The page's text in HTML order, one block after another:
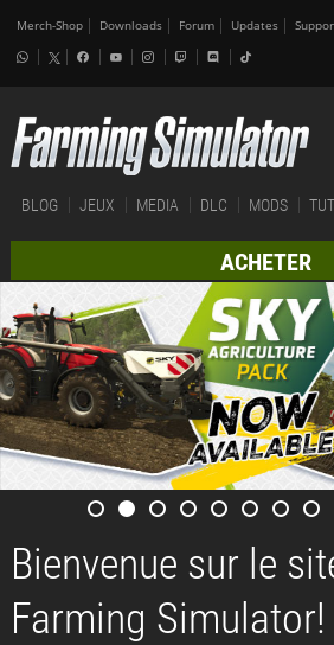
Merch-Shop Downloads Forum Updates
BLOG JEUX MEDIA DLC MODS
ACHETER
Bienvenue sur le
Farming Simulator!